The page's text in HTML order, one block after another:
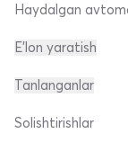
Haydalgan
E'lon yaratish
Tanlanganlar
Solishtirishlar